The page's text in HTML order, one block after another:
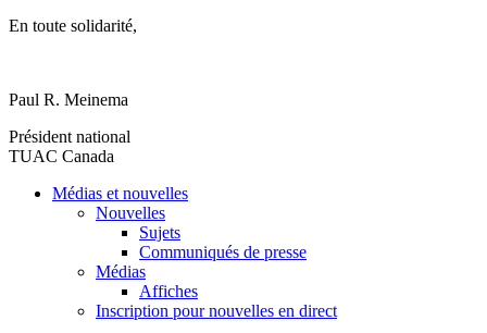
En toute solidarité,
Paul R. Meinema
Président national
TUAC Canada
Médias et nouvelles
Nouvelles
Sujets
Communiqués de presse
Médias
Affiches
Inscription pour nouvelles en direct